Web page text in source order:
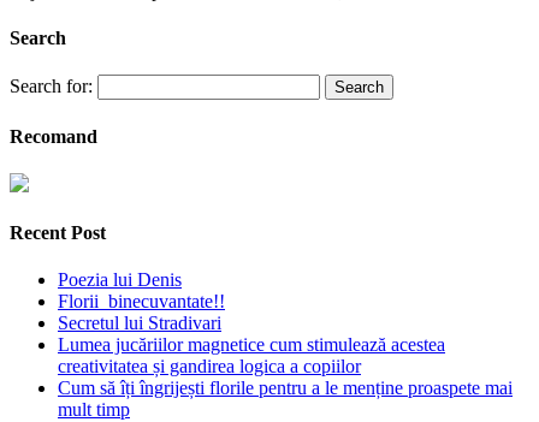
Search
Search for:
Recomand
Recent Post
Poezia lui Denis
Florii binecuvantate!!
Secretul lui Stradivari
Lumea jucăriilor magnetice cum stimulează acestea
creativitatea și gandirea logica a copiilor
Cum să îți îngrijești florile pentru a le menține proaspete mai
mult timp